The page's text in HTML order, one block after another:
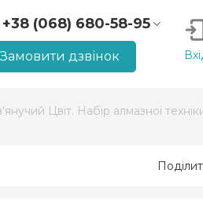
+38 (068) 680-58-95
+38 (066) 207-14-90
Замовити дзвінок
Цвіт. Набір алмазної